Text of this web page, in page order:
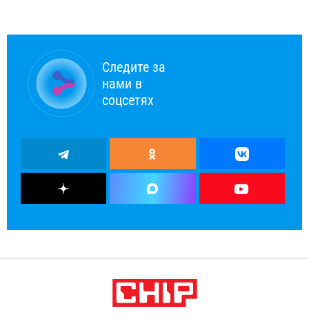
Следите за
нами в
соцсетях